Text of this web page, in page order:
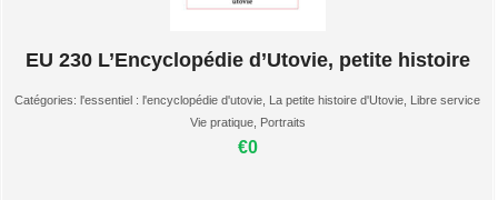
EU 230 L’Encyclopédie d’Utovie, petite histoire
Catégories: l'essentiel : l'encyclopédie d'utovie La petite histoire d'Utovie Libre service
Vie pratique, Portraits
€0